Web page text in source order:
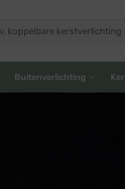
Buitenverlichting